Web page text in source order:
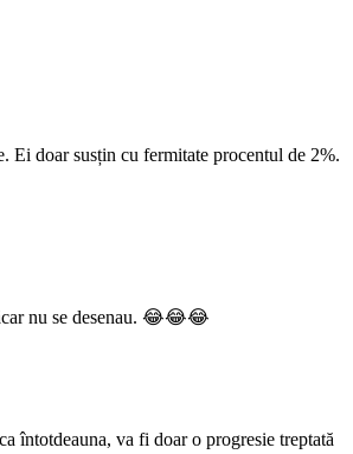
Ei doar susțin cu fermitate procentul de 2%.
nu se desenau. 😂😂😂
întotdeauna, va fi doar o progresie treptată